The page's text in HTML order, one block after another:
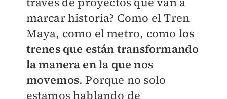
marcar historia? Como el Tren
Maya, como el metro, como los
trenes que están transformando
la manera en la que nos
movemos. Porque no solo
estamos hablando de